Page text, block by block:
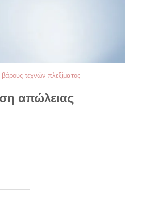
τεχνών πλεξίματος
απώλειας